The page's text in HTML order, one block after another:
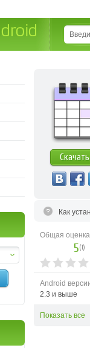
Скачать
Как
Общая
5(1)
Android
2.3 и выше
Показать все